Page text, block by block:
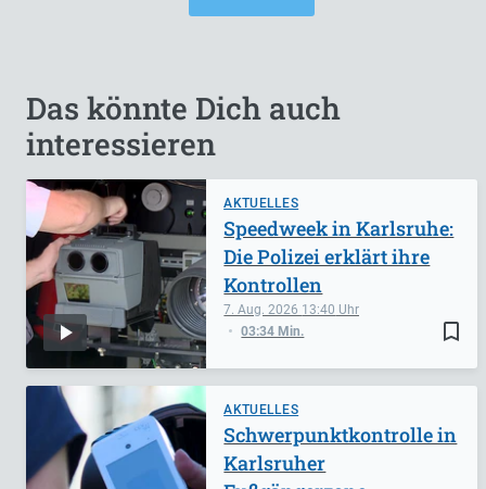
Das könnte Dich auch
interessieren
AKTUELLES
bookmark_border
7. Aug. 2026 13:40
03:34 Min.
Speedweek in Karlsruhe:
Die Polizei erklärt ihre
Kontrollen
AKTUELLES
Schwerpunktkontrolle in
Karlsruher